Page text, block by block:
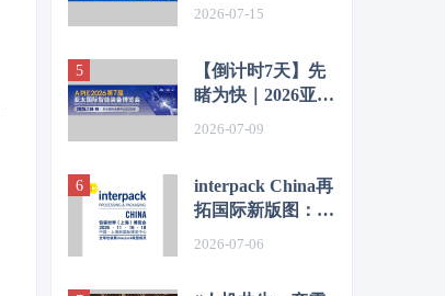
2026-07-15
【倒计时7天】先
睹为快｜2026亚太
2026-07-09
interpack China再
拓国际新版图：
2026-07-06